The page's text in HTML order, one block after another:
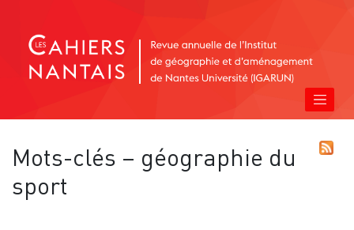
Mots-clés – géographie du
sport